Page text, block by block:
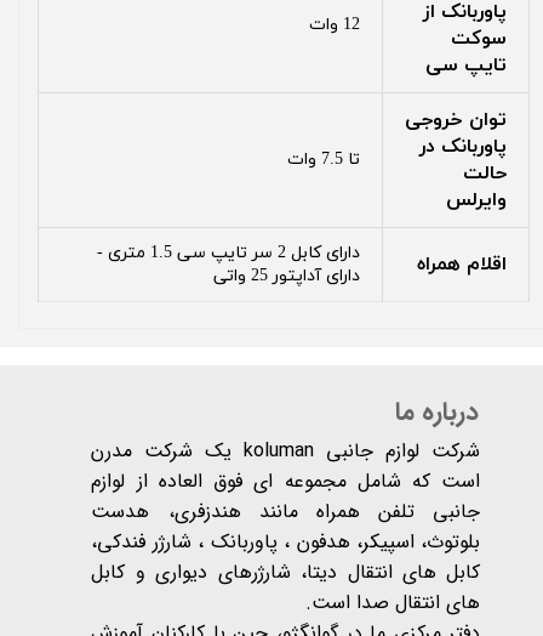
پاوربانک از
سوکت
تایپ سی
12 وات
توان خروجی
پاوربانک در
حالت
وایرلس
تا 7.5 وات
اقلام همراه
دارای کابل 2 سر تایپ سی 1.5 متری -
دارای آداپتور 25 واتی
درباره ما
شرکت لوازم جانبی koluman یک شرکت مدرن
است که شامل مجموعه ای فوق العاده از لوازم
جانبی تلفن همراه مانند هندزفری، هدست
بلوتوث، اسپیکر، هدفون ، پاوربانک ، شارژر فندکی،
کابل های انتقال دیتا، شارژرهای دیواری و کابل
های انتقال صدا است.